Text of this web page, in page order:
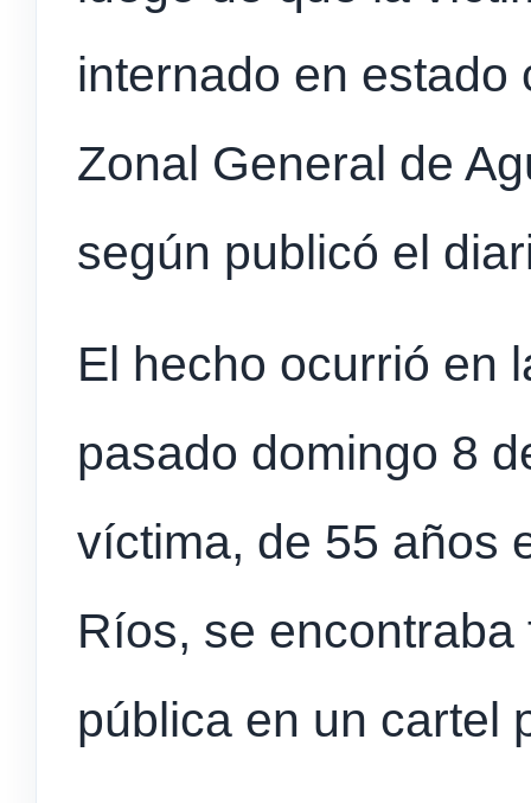
internado en estado
Zonal General de
según publicó el
El hecho ocurrió en
pasado domingo 8
víctima, de 55 años
Ríos, se
pública en un cartel